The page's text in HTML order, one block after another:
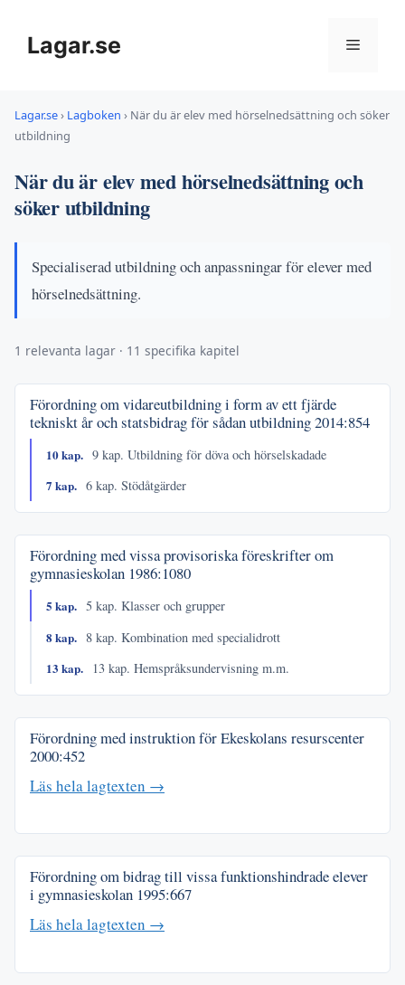
innehållLagar.se Meny
Lagar.se› Lagboken › När du är elev med hörselnedsättning och söker
utbildning
När du är elev med hörselnedsättning och
söker utbildning
Specialiserad utbildning och anpassningar för elever med
hörselnedsättning.
1 relevanta lagar · 11 specifika kapitel
Förordning om vidareutbildning i form av ett fjärde
tekniskt år och statsbidrag för sådan utbildning2014:854
10 kap. 9 kap. Utbildning för döva och hörselskadade
7 kap. 6 kap. Stödåtgärder
Förordning med vissa provisoriska föreskrifter om
gymnasieskolan 1986:1080
5 kap. 5 kap. Klasser och grupper
8 kap. 8 kap. Kombination med specialidrott
13 kap.
13 kap. Hemspråksundervisning m.m.
Förordning med instruktion för Ekeskolans resurscenter
2000:452
Läs hela lagtexten →
Förordning om bidrag till vissa funktionshindrade elever
i gymnasieskolan 1995:667
Läs hela lagtexten →